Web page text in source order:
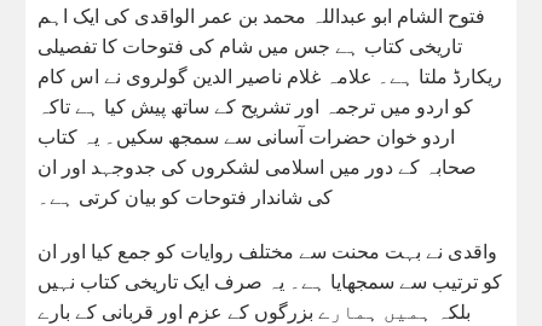
فتوح الشام ابو عبداللہ محمد بن عمر الواقدی کی ایک اہم
تاریخی کتاب ہے جس میں شام کی فتوحات کا تفصیلی
ریکارڈ ملتا ہے۔ علامہ غلام ناصیر الدین گولروی نے اس کام
کو اردو میں ترجمہ اور تشریح کے ساتھ پیش کیا ہے تاکہ
اردو خوان حضرات آسانی سے سمجھ سکیں۔ یہ کتاب
صحابہ کے دور میں اسلامی لشکروں کی جدوجہد اور ان
کی شاندار فتوحات کو بیان کرتی ہے۔
واقدی نے بہت محنت سے مختلف روایات کو جمع کیا اور ان
کو ترتیب سے سمجھایا ہے۔ یہ صرف ایک تاریخی کتاب نہیں
بلکہ ہمیں ہمارے بزرگوں کے عزم اور قربانی کے بارے